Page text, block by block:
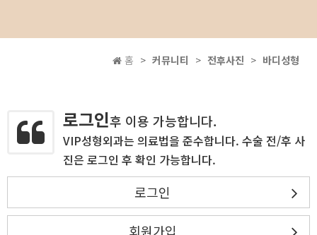
홈 커뮤니티 전후사진 바디성형
로그인후 이용 가능합니다.
VIP성형외과는 의료법을 준수합니다. 수술 전/후 사
진은 로그인 후 확인 가능합니다.
로그인
회원가입